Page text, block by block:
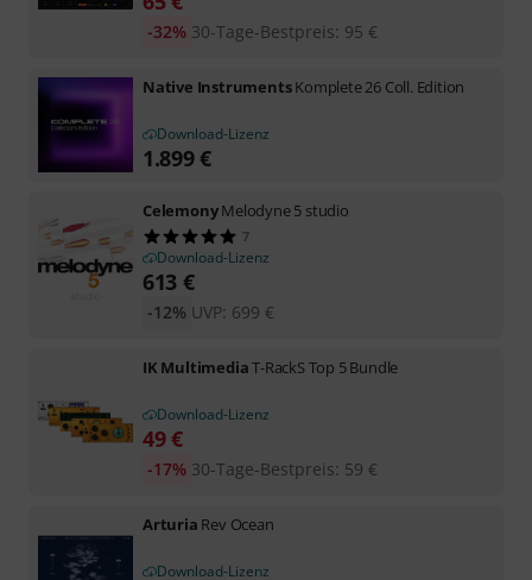
30-Tage-Bestpreis: 95 €
-32%
Native InstrumentsKomplete 26 Coll. Edition
Download-Lizenz
1.899€
CelemonyMelodyne 5 studio
7
Download-Lizenz
613 €
UVP: 699 €
-12%
IK MultimediaT-RackS Top 5 Bundle
Download-Lizenz
49€
30-Tage-Bestpreis: 59 €
-17%
Arturia Rev Ocean
Download-Lizenz